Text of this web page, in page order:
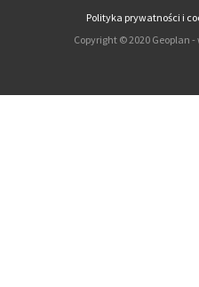
Polityka prywatności i
Copyright © 2020 Geoplan